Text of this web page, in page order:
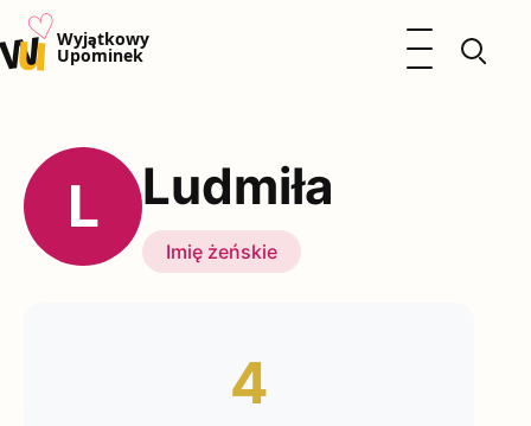
u♡Wyjątkowy
Upominek
Otwórz menu
Kalendarz Imienin
Kobieta
Okazje
Katalog prezentów
L Ludmiła
Imię żeńskie
4